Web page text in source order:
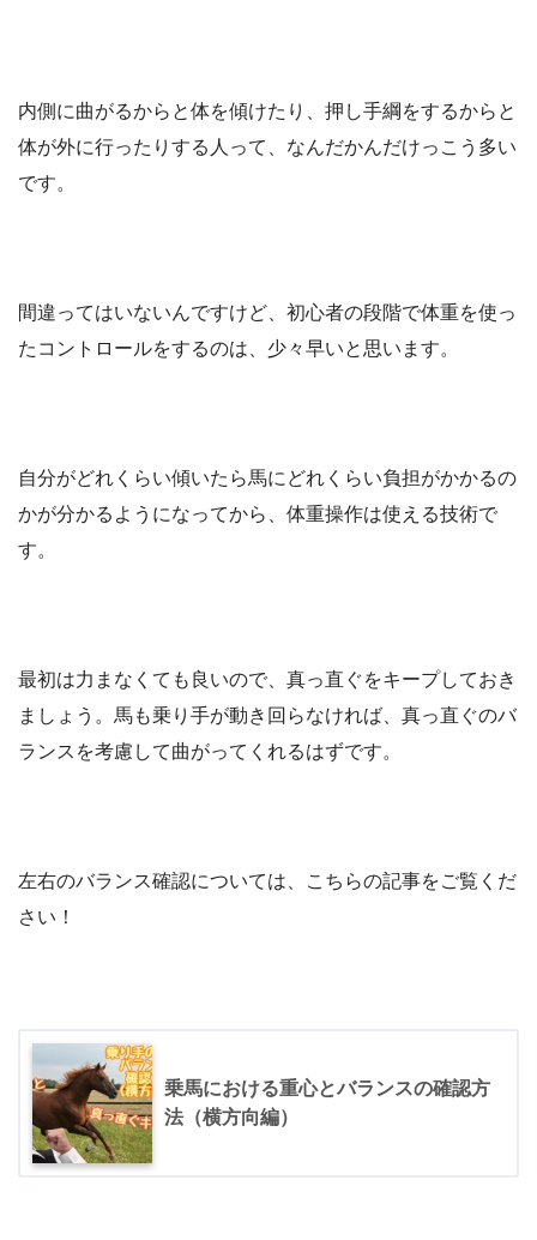
内側に曲がるからと体を傾けたり、押し手綱をするからと
体が外に行ったりする人って、なんだかんだけっこう多い
です。
間違ってはいないんですけど、初心者の段階で体重を使っ
たコントロールをするのは、少々早いと思います。
自分がどれくらい傾いたら馬にどれくらい負担がかかるの
かが分かるようになってから、体重操作は使える技術で
す。
最初は力まなくても良いので、真っ直ぐをキープしておき
ましょう。馬も乗り手が動き回らなければ、真っ直ぐのバ
ランスを考慮して曲がってくれるはずです。
左右のバランス確認については、こちらの記事をご覧くだ
さい！
乗馬における重心とバランスの確認方
法（横方向編）